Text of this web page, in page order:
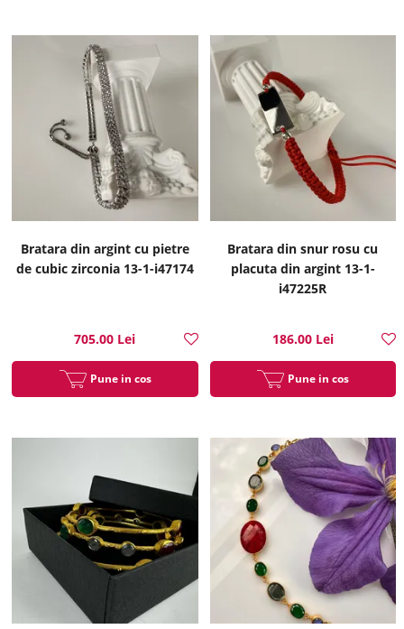
Bratara din argint cu pietre
de cubic zirconia 13-1-i47174
705.00 Lei
Pune in cos
Bratara din snur rosu cu
placuta din argint 13-1-
i47225R
186.00 Lei
Pune in cos